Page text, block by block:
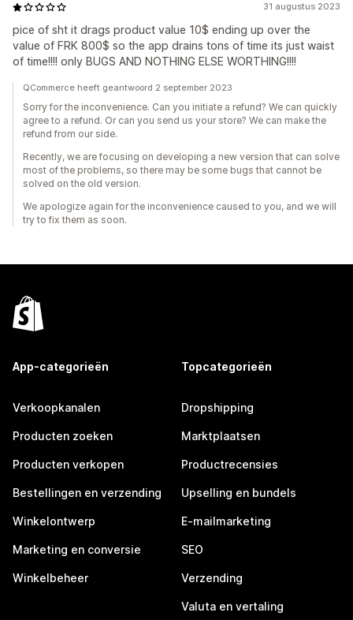
31 augustus 2023
pice of sht it drags product value 10$ ending up over the
value of FRK 800$ so the app drains tons of time its just waist
of time!!!! only BUGS AND NOTHING ELSE WORTHING!!!!
QCommerce heeft geantwoord 2 september 2023
Sorry for the inconvenience. Can you initiate a refund? We can quickly
agree to a refund. Or can you send us your store? We can make the
refund from our side.
Recently, we are focusing on developing a new version that can solve
most of the problems, so there may be some bugs that cannot be
solved on the old version.
We apologize again for the inconvenience caused to you, and we will
try to fix them as soon.
App-categorieën
Verkoopkanalen
Producten zoeken
Producten verkopen
Bestellingen en verzending
Winkelontwerp
Marketing en conversie
Winkelbeheer
Topcategorieën
Dropshipping
Marktplaatsen
Productrecensies
Upselling en bundels
E-mailmarketing
SEO
Verzending
Valuta en vertaling